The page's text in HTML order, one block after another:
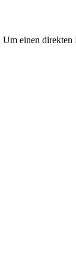
einen direkten